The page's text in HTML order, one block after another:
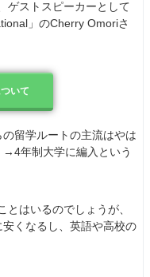
ゲストスピーカーとして
」のCherry Omoriさ
いて
留学ルートの主流はやは
→4年制大学に編入という
とはいるのでしょうが、
くなるし、英語や高校の